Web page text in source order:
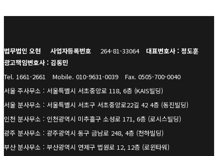
법무법인 오현 사업자등록번호 264-81-33064
대표변호사 : 정도훈
광고책임변호사 : 김동민
Tel. 1661-2661
Mobile. 010-9631-0039
Fax. 0505-700-0040
서울 주사무소 : 서울특별시 서초중앙로 118, 6층 (KAIS빌딩)
서울 분사무소 : 서울특별시 서초구 서초중앙로22길 42 4층 (동진빌딩)
인천 분사무소 : 인천광역시 미추홀구 소성로 171, 6층 (로시스빌딩)
광주 분사무소 : 광주광역시 동구 금남로 248, 4층 (천하빌딩)
부산 분사무소 : 부산광역시 연제구 법원로 12, 12층 (로윈타워)